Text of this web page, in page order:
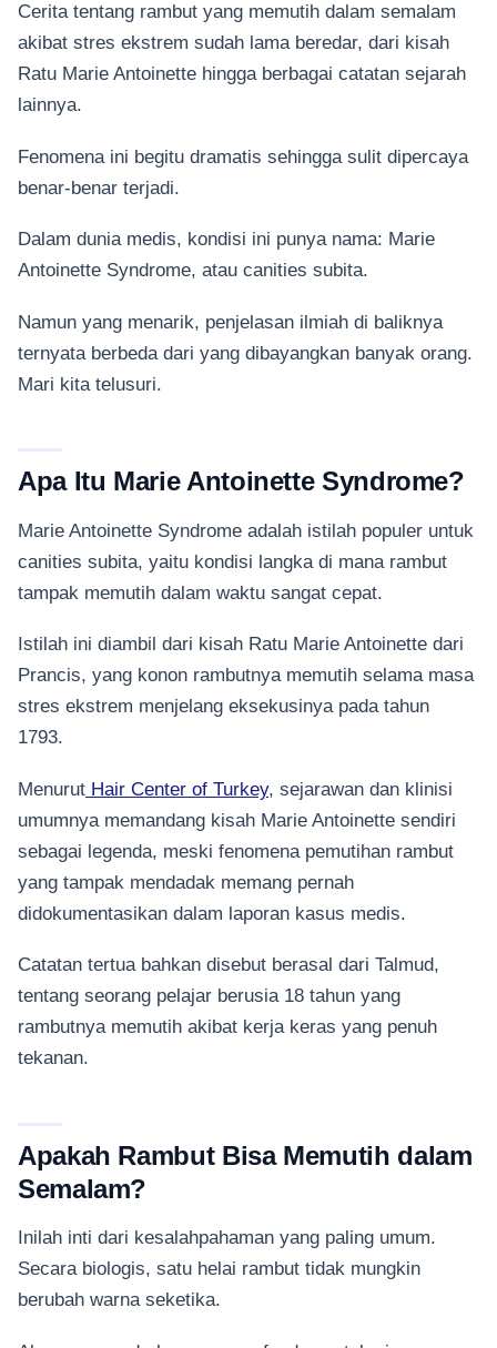
Cerita tentang rambut yang memutih dalam semalam
akibat stres ekstrem sudah lama beredar, dari kisah
Ratu Marie Antoinette hingga berbagai catatan sejarah
lainnya.
Fenomena ini begitu dramatis sehingga sulit dipercaya
benar-benar terjadi.
Dalam dunia medis, kondisi ini punya nama: Marie
Antoinette Syndrome, atau canities subita.
Namun yang menarik, penjelasan ilmiah di baliknya
ternyata berbeda dari yang dibayangkan banyak orang.
Mari kita telusuri.
Apa Itu Marie Antoinette Syndrome?
Marie Antoinette Syndrome adalah istilah populer untuk
canities subita, yaitu kondisi langka di mana rambut
tampak memutih dalam waktu sangat cepat.
Istilah ini diambil dari kisah Ratu Marie Antoinette dari
Prancis, yang konon rambutnya memutih selama masa
stres ekstrem menjelang eksekusinya pada tahun
1793.
Menurut Hair Center of Turkey, sejarawan dan klinisi
umumnya memandang kisah Marie Antoinette sendiri
sebagai legenda, meski fenomena pemutihan rambut
yang tampak mendadak memang pernah
didokumentasikan dalam laporan kasus medis.
Catatan tertua bahkan disebut berasal dari Talmud,
tentang seorang pelajar berusia 18 tahun yang
rambutnya memutih akibat kerja keras yang penuh
tekanan.
Apakah Rambut Bisa Memutih dalam
Semalam?
Inilah inti dari kesalahpahaman yang paling umum.
Secara biologis, satu helai rambut tidak mungkin
berubah warna seketika.